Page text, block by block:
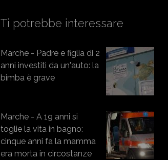
Ti potrebbe interessare
Marche - Padre e figlia di 2
anni investiti da un'auto: la
bimba è grave
Marche - A 19 anni si
toglie la vita in bagno:
cinque anni fa la mamma
era morta in circostanze